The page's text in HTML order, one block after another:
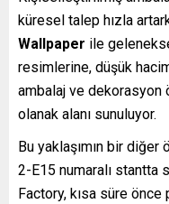
küresel talep hızla
Wallpaper ile
resimlerine, düşük
ambalaj ve dekorasyon
olanak alanı sunuluyor.
Bu yaklaşımın bir diğer
2-E15 numaralı stantta
Factory, kısa süre önce